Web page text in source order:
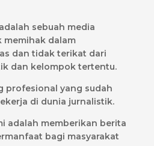
adalah sebuah media
memihak dalam
dan tidak terikat dari
dan kelompok tertentu.
profesional yang sudah
di dunia jurnalistik.
adalah memberikan berita
bagi masyarakat